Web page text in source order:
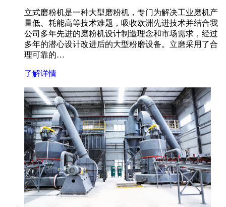
立式磨粉机是一种大型磨粉机，专门为解决工业磨机产
量低、耗能高等技术难题，吸收欧洲先进技术并结合我
公司多年先进的磨粉机设计制造理念和市场需求，经过
多年的潜心设计改进后的大型粉磨设备。立磨采用了合
理可靠的…
了解详情